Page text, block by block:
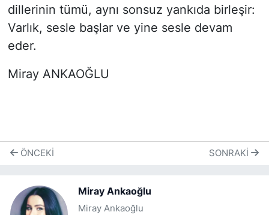
dillerinin tümü, aynı sonsuz yankıda birleşir:
Varlık, sesle başlar ve yine sesle devam
eder.
Miray ANKAOĞLU
ÖNCEKI SONRAKI
Miray Ankaoğlu
Miray Ankaoğlu